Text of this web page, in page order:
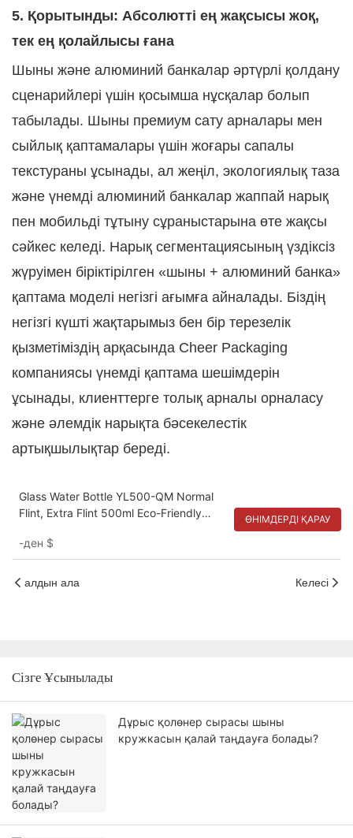
5. Қорытынды: Абсолютті ең жақсысы жоқ,
тек ең қолайлысы ғана
Шыны және алюминий банкалар әртүрлі қолдану
сценарийлері үшін қосымша нұсқалар болып
табылады. Шыны премиум сату арналары мен
сыйлық қаптамалары үшін жоғары сапалы
текстураны ұсынады, ал жеңіл, экологиялық таза
және үнемді алюминий банкалар жаппай нарық
пен мобильді тұтыну сұраныстарына өте жақсы
сәйкес келеді. Нарық сегментациясының үздіксіз
жүруімен біріктірілген «шыны + алюминий банка»
қаптама моделі негізгі ағымға айналады. Біздің
негізгі күшті жақтарымыз бен бір терезелік
қызметіміздің арқасында Cheer Packaging
компаниясы үнемді қаптама шешімдерін
ұсынады, клиенттерге толық арналы орналасу
және әлемдік нарықта бәсекелестік
артықшылықтар береді.
Glass Water Bottle YL500-QM Normal
Flint, Extra Flint 500ml Eco-Friendly
-ден $
ӨНІМДЕРДІ ҚАРАУ
алдын ала Келесі
Сізге Ұсынылады
Дұрыс қолөнер сырасы шыны
кружкасын қалай таңдауға болады?